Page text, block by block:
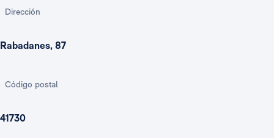
Dirección
Rabadanes, 87
Código postal
41730